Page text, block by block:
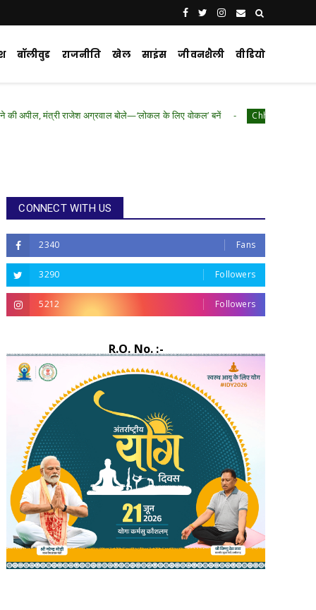
बॉलीवुड राजनीति खेल साइंस जीवनशैली वीडियो
अग्रवाल बोले—‘लोकल के लिए वोकल’ बनें Chhattisgarh .Featured
CONNECT WITH US
2340 Fans
3290 Followers
5212 Followers
R.O. No. :-